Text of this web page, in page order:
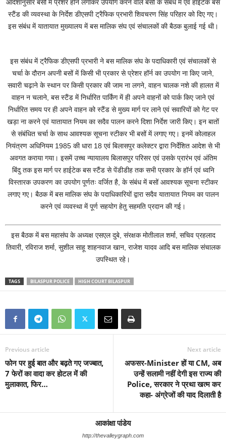
आदेशानुसार बसों में प्रेशर हॉर्न लगाकर उपयोग करने वाले बसों के संबंध में एवं हाईटेक बस
स्टैंड की व्यवस्था के निर्देश डीएसपी ट्रैफिक प्रभारी शिवचरण सिंह परिहार को दिए गए।
इस संबंध में यातायात मुख्यालय में बस मालिक संघ एवं संचालकों की बैठक बुलाई गई थी।
इस संबंध में ट्रैफिक डीएसपी प्रभारी ने बस मालिक संघ के पदाधिकारी एवं संचालकों से
चर्चा के दौरान अपनी बसों में किसी भी प्रकार से प्रेशर हॉर्न का उपयोग ना किए जाने,
सवारी चढ़ाने के स्थान पर किसी प्रकार की जाम ना लगने, वाहन चालक नशे की हालत में
वाहन न चलाने, बस स्टैंड में निर्धारित पार्किंग में ही अपने वाहनों को पार्क किए जाने एवं
निर्धारित समय पर ही अपने वाहन को स्टैंड से मुख्य मार्ग पर लाने एवं सवारियों को गेट पर
खड़ा ना करने एवं यातायात नियम का सदैव पालन करने दिशा निर्देश जारी किए। इन बातों
से संबंधित चर्चा के साथ आवश्यक सूचना स्टीकर भी बसों में लगाए गए। इनमें कोलाहल
नियंत्रण अधिनियम 1985 की धारा 18 एवं बिलासपुर कलेक्टर द्वारा निर्देशित आदेश से भी
अवगत कराया गया। इसमें उच्च न्यायालय बिलासपुर परिसर एवं उसके प्रारंभ एवं अंतिम
बिंदु तक इस मार्ग पर हाईटेक बस स्टैंड से पेंडीडीह तक सभी प्रकार के हॉर्न एवं ध्वनि
विस्तारक उपकरण का उपयोग पूर्णतः वर्जित है, के संबंध में बसों आवश्यक सूचना स्टीकर
लगाए गए। बैठक में बस मालिक संघ के पदाधिकारियों द्वारा सदैव यातायात नियम का पालन
करने एवं व्यवस्था में पूर्ण सहयोग हेतु सहमति प्रदान की गई।
इस बैठक में बस महासंघ के अध्यक्ष एसएल दुबे, संरक्षक मोतीलाल शर्मा, सचिव प्रहलाद
तिवारी, रविराज शर्मा, सुशील साहू शाहनवाज खान, राजेश यादव आदि बस मालिक संचालक
उपस्थित रहे।
TAGS BILASPUR POLICE HIGH COURT BILASPUR
Previous article
फोन पर हुई बात और बढ़ते गए जज्बात,
7 फेरों का वादा कर होटल में की
मुलाकात, फिर…
Next article
अफसर-Minister हों या CM, अब
उन्हें सलामी नहीं देगी इस राज्य की
Police, सरकार ने प्रथा खत्म कर
कहा- अंग्रेजों की याद दिलाती है
आकांक्षा पांडेय
http://thevalleygraph.com